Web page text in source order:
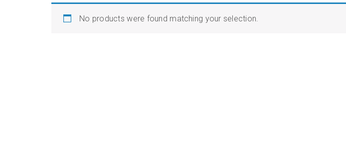
No products were found matching your selection.